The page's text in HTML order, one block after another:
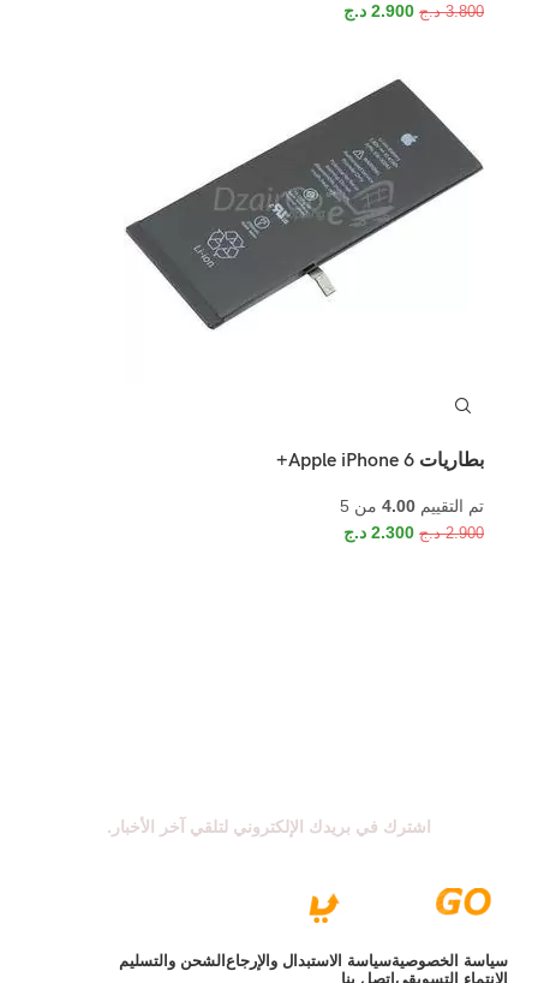
3.800 د.ج 2.900 د.ج
بطاريات Apple iPhone 6+
تم التقييم 4.00من 5
2.900 د.ج 2.300 د.ج
اشترك في بريدك الإلكتروني لتلقي آخر الأخبار.
سياسة الخصوصيةسياسة الاستبدال والإرجاع الشحن والتسليم
الانتماء التسويقي اتصل بنا